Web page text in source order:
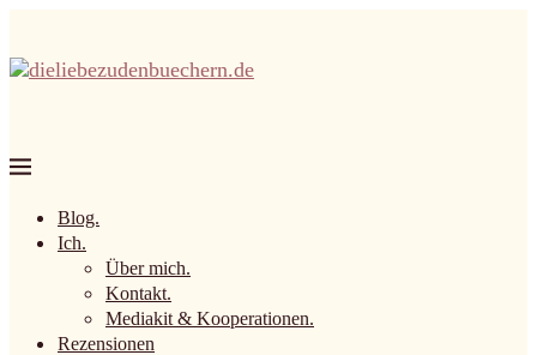
Blog.
Ich.
Über mich.
Kontakt.
Mediakit & Kooperationen.
Rezensionen